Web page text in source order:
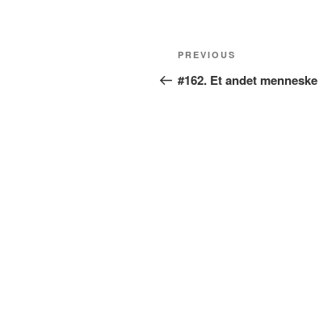
Post
navigation
Previous
Post
PREVIOUS
#162. Et andet menneske